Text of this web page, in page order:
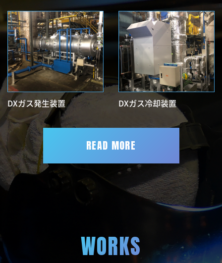
DXガス発生装置 DXガス冷却装置
READ MORE
WORKS